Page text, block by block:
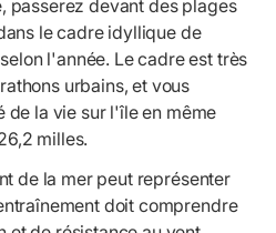
passerez devant des plages
le cadre idyllique de
l'année. Le cadre est très
urbains, et vous
la vie sur l'île en même
milles.
de la mer peut représenter
doit comprendre